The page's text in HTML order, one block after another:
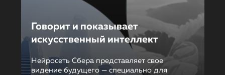
Говорит и показывает
искусственный интеллект
Нейросеть Сбера представляет свое
видение будущего — специально для